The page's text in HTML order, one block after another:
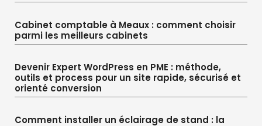
Cabinet comptable à Meaux : comment choisir
parmi les meilleurs cabinets
Devenir Expert WordPress en PME : méthode,
outils et process pour un site rapide, sécurisé et
orienté conversion
Comment installer un éclairage de stand : la